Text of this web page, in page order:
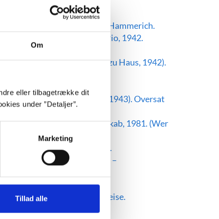
Om
eller tilbagetrække dit
under ”Detaljer”.
Marketing
Tillad alle
1938). Oversat af Clara Hammerich.
og Opspind. Jespersen og Pio, 1942.
Pio, 1943. (Heute bei uns zu Haus, 1942).
Jungherr von Strammin, 1943). Oversat
Nyt Dansk Litteraturselskab, 1981. (Wer
Oversat af Jacob Jonia.
(In meinem fremden Land –
af Jacob Jonia.
1932). Oversat af Sonja Heise.
Oversat af Jacob Jonia